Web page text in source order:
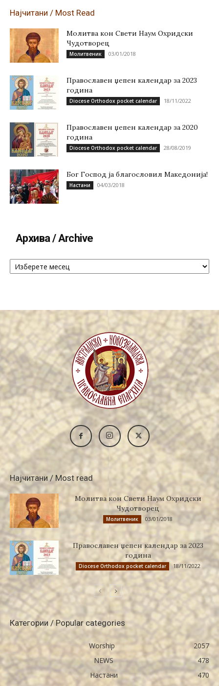
Најчитани / Most Read
Молитва кон Свети Наум Охридски
Чудотворец
Молитвеник 03/01/2018
Православен џепен календар за 2023
година
Diocese Orthodox pocket calendar 18/11/2022
Православен џепен календар за 2020
година
Diocese Orthodox pocket calendar 28/08/2019
Бог Господ ја благословил Македонија!
Настани 04/03/2018
Архива / Archive
Архива
Најчитани / Most read
Молитва кон Свети Наум Охридски
Чудотворец
Молитвеник 03/01/2018
Православен џепен календар за 2023
година
Diocese Orthodox pocket calendar 18/11/2022
Категории / Popular categories
Worship
2057
NEWS
478
Настани
470